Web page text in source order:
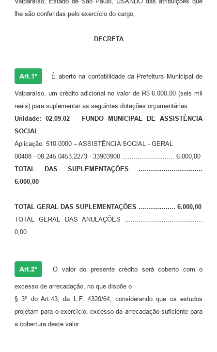
Secretarias
Projetos
Contas Públicas
Links
Serviços Online
Telefones Úteis
Agenda
SIC
lhe são conferidas pelo exercício do cargo,
DECRETA
Art.1º É aberto na contabilidade da Prefeitura Municipal de
Valparaíso, um crédito adicional no valor de R$ 6.000,00 (seis mil
reais) para suplementar as seguintes dotações orçamentárias:
Unidade: 02.09.02 – FUNDO MUNICIPAL DE ASSISTÊNCIA
SOCIAL
Aplicação: 510.0000 – ASSISTÊNCIA SOCIAL - GERAL
00408 - 08.245.0453.2273 - 33903900 ........................... 6.000,00
TOTAL DAS SUPLEMENTAÇÕES .................................
6.000,00
TOTAL GERAL DAS SUPLEMENTAÇÕES ................... 6.000,00
TOTAL GERAL DAS ANULAÇÕES ........................................
0,00
Art.2º O valor do presente crédito será coberto com o
excesso de arrecadação, no que dispõe o
§ 3º do Art.43, da L.F. 4320/64, considerando que os estudos
projetam para o exercício, excesso da arrecadação suficiente para
a cobertura deste valor.